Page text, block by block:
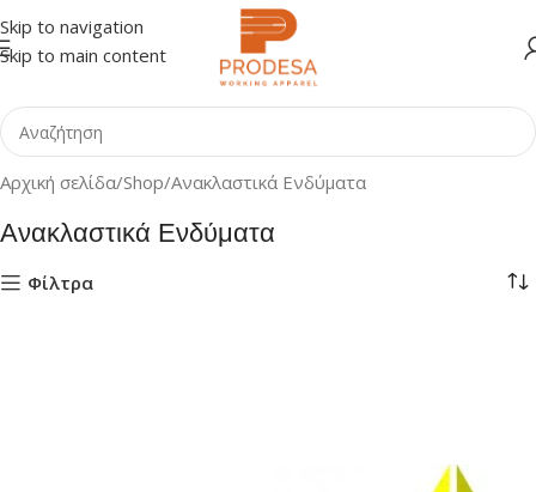
Skip to navigation
Skip to main content
Αρχική σελίδα Shop Ανακλαστικά Ενδύματα
Ανακλαστικά Ενδύματα
Φίλτρα